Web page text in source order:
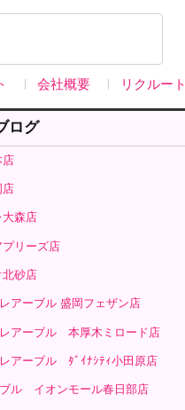
会社概要 リクルート
ログ
店
店
森店
リーズ店
砂店
アーブル 盛岡フェザン店
アーブル 本厚木ミロード店
アーブル ﾀﾞｲﾅｼﾃｨ小田原店
ル イオンモール春日部店